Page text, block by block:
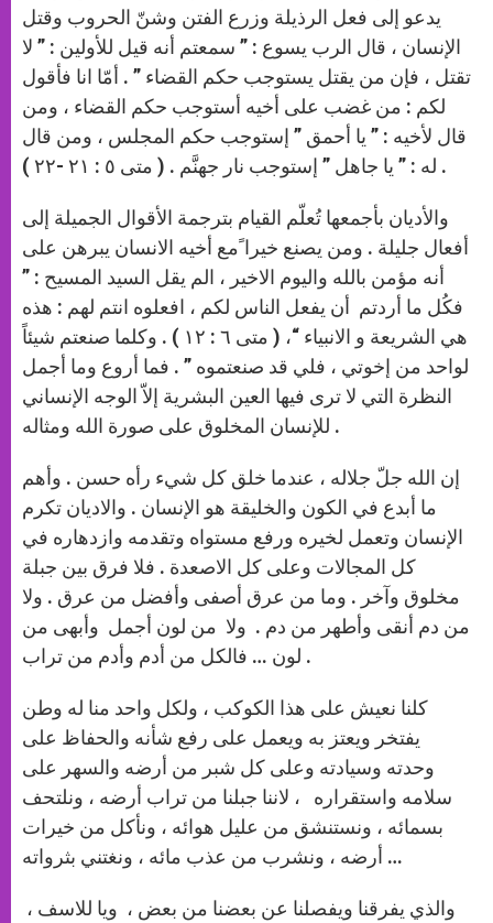
يدعو إلى فعل الرذيلة وزرع الفتن وشنّ الحروب وقتل
الإنسان ، قال الرب يسوع : ” سمعتم أنه قيل للأولين : ” لا
تقتل ، فإن من يقتل يستوجب حكم القضاء ” . أمّا انا فأقول
لكم : من غضب على أخيه أستوجب حكم القضاء ، ومن
قال لأخيه : ” يا أحمق ” إستوجب حكم المجلس ، ومن قال
له : ” يا جاهل ” إستوجب نار جهنَّم . ( متى ٥ : ٢١ -٢٢ ) .
والأديان بأجمعها تُعلّم القيام بترجمة الأقوال الجميلة إلى
أفعال جليلة . ومن يصنع خيرا ًمع أخيه الانسان يبرهن على
أنه مؤمن بالله واليوم الاخير ، الم يقل السيد المسيح : ”
فكُل ما أردتم أن يفعل الناس لكم ، افعلوه انتم لهم : هذه
هي الشريعة و الانبياء “، ( متى ٦ : ١٢ ) . وكلما صنعتم شيئاً
لواحد من إخوتي ، فلي قد صنعتموه ” . فما أروع وما أجمل
النظرة التي لا ترى فيها العين البشرية إلاّ الوجه الإنساني
للإنسان المخلوق على صورة الله ومثاله .
إن الله جلّ جلاله ، عندما خلق كل شيء رأه حسن . وأهم
ما أبدع في الكون والخليقة هو الإنسان . والاديان تكرم
الإنسان وتعمل لخيره ورفع مستواه وتقدمه وازدهاره في
كل المجالات وعلى كل الاصعدة . فلا فرق بين جبلة
مخلوق وآخر . وما من عرق أصفى وأفضل من عرق . ولا
من دم أنقى وأطهر من دم . ولا من لون أجمل وأبهى من
لون … فالكل من أدم وأدم من تراب .
كلنا نعيش على هذا الكوكب ، ولكل واحد منا له وطن
يفتخر ويعتز به ويعمل على رفع شأنه والحفاظ على
وحدته وسيادته وعلى كل شبر من أرضه والسهر على
سلامه واستقراره ، لاننا جبلنا من تراب أرضه ، ونلتحف
بسمائه ، ونستنشق من عليل هوائه ، ونأكل من خيرات
أرضه ، ونشرب من عذب مائه ، ونغتني بثرواته …
والذي يفرقنا ويفصلنا عن بعضنا من بعض ، ويا للاسف ،